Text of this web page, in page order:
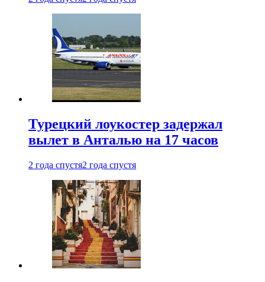
Турецкий лоукостер задержал
вылет в Анталью на 17 часов
2 года спустя2 года спустя